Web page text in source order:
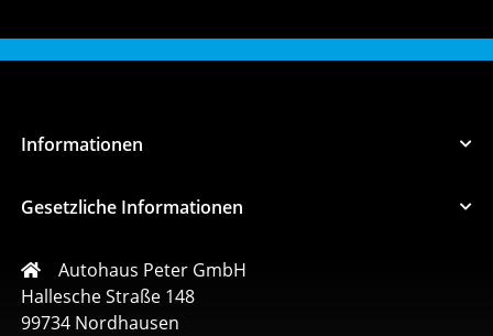
Informationen
Gesetzliche Informationen
Autohaus Peter GmbH
Hallesche Straße 148
99734 Nordhausen